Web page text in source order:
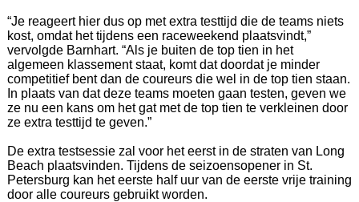
“Je reageert hier dus op met extra testtijd die de teams niets
kost, omdat het tijdens een raceweekend plaatsvindt,”
vervolgde Barnhart. “Als je buiten de top tien in het
algemeen klassement staat, komt dat doordat je minder
competitief bent dan de coureurs die wel in de top tien staan.
In plaats van dat deze teams moeten gaan testen, geven we
ze nu een kans om het gat met de top tien te verkleinen door
ze extra testtijd te geven.”
De extra testsessie zal voor het eerst in de straten van Long
Beach plaatsvinden. Tijdens de seizoensopener in St.
Petersburg kan het eerste half uur van de eerste vrije training
door alle coureurs gebruikt worden.